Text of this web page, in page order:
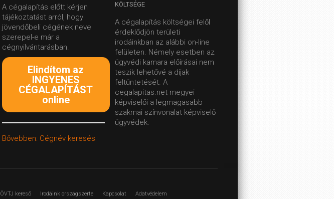
A cégalapítás előtt kérjen
tájékoztatást arról, hogy
jövendőbeli cégének neve
szerepel-e már a
cégnyilvántarásban.
Elindítom az
INGYENES
CÉGALAPÍTÁST
online
Bővebben: Cégnév keresés
KÖLTSÉGE
A cégalapítás költségei felől
érdeklődjön területi
irodáinkban az alábbi on-line
felületen. Némely esetben az
ügyvédi kamara előírásai nem
teszik lehetővé a díjak
feltüntetését. A
cegalapitas.net megyei
képviselői a legmagasabb
szakmai színvonalat képviselő
ügyvédek.
ÖVTJ kereső Irodáink országszerte Kapcsolat Adatvédelem